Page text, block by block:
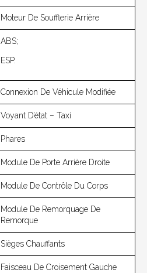
Moteur De Soufflerie Arrière
ABS;
ESP.
Connexion De Véhicule Modifiée
Voyant D’état – Taxi
Phares
Module De Porte Arrière Droite
Module De Contrôle Du Corps
Module De Remorquage De
Remorque
Sièges Chauffants
Faisceau De Croisement Gauche